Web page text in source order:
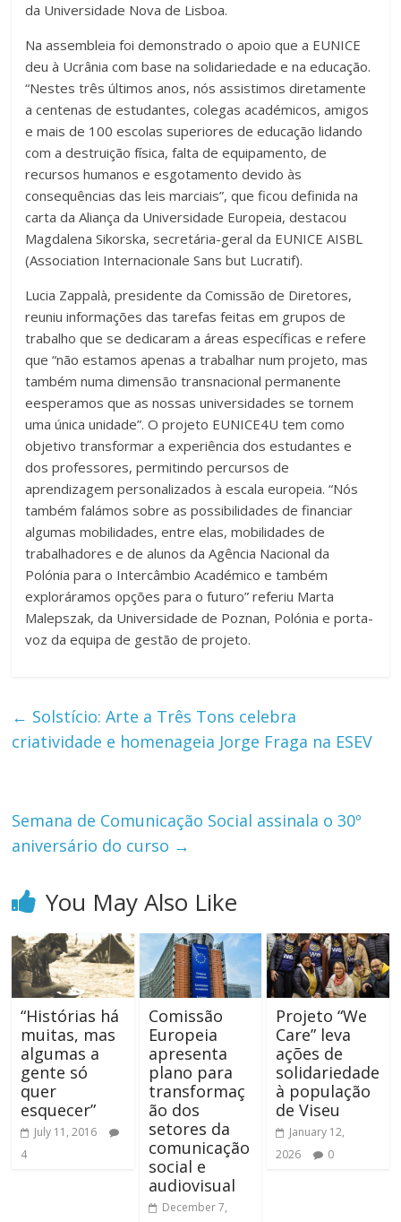
da Universidade Nova de Lisboa.
Na assembleia foi demonstrado o apoio que a EUNICE
deu à Ucrânia com base na solidariedade e na educação.
“Nestes três últimos anos, nós assistimos diretamente
a centenas de estudantes, colegas académicos, amigos
e mais de 100 escolas superiores de educação lidando
com a destruição física, falta de equipamento, de
recursos humanos e esgotamento devido às
consequências das leis marciais”, que ficou definida na
carta da Aliança da Universidade Europeia, destacou
Magdalena Sikorska, secretária-geral da EUNICE AISBL
(Association Internacionale Sans but Lucratif).
Lucia Zappalà, presidente da Comissão de Diretores,
reuniu informações das tarefas feitas em grupos de
trabalho que se dedicaram a áreas específicas e refere
que “não estamos apenas a trabalhar num projeto, mas
também numa dimensão transnacional permanente
eesperamos que as nossas universidades se tornem
uma única unidade”. O projeto EUNICE4U tem como
objetivo transformar a experiência dos estudantes e
dos professores, permitindo percursos de
aprendizagem personalizados à escala europeia. “Nós
também falámos sobre as possibilidades de financiar
algumas mobilidades, entre elas, mobilidades de
trabalhadores e de alunos da Agência Nacional da
Polónia para o Intercâmbio Académico e também
exploráramos opções para o futuro” referiu Marta
Malepszak, da Universidade de Poznan, Polónia e porta-
voz da equipa de gestão de projeto.
← Solstício: Arte a Três Tons celebra
criatividade e homenageia Jorge Fraga na ESEV
Semana de Comunicação Social assinala o 30º
aniversário do curso →
You May Also Like
“Histórias há
muitas, mas
algumas a
gente só
quer
esquecer”
July 11, 2016
4
Comissão
Europeia
apresenta
plano para
transformaç
ão dos
setores da
comunicação
social e
audiovisual
December 7,
Projeto “We
Care” leva
ações de
solidariedade
à população
de Viseu
January 12,
2026
0